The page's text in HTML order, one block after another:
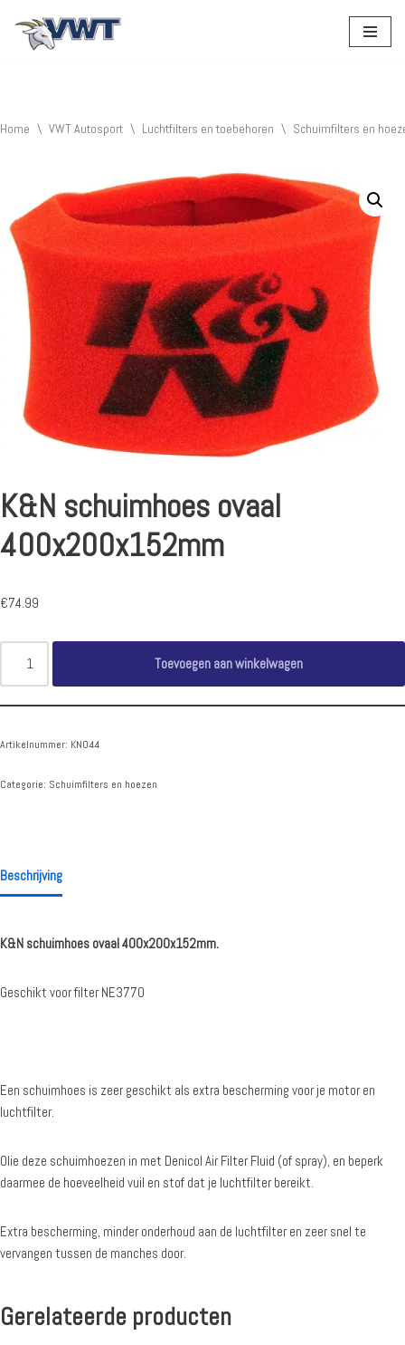
Home \ VWT Autosport \ Luchtfilters en toebehoren \ Schuimfilters en
K&N schuimhoes ovaal
400x200x152mm
€74.99
Toevoegen aan winkelwagen
Artikelnummer: KN044
Categorie: Schuimfilters en hoezen
Beschrijving
K&N schuimhoes ovaal 400x200x152mm.
Geschikt voor filter NE3770
Een schuimhoes is zeer geschikt als extra bescherming voor je motor en
luchtfilter.
Olie deze schuimhoezen in met Denicol Air Filter Fluid (of spray), en beperk
daarmee de hoeveelheid vuil en stof dat je luchtfilter bereikt.
Extra bescherming, minder onderhoud aan de luchtfilter en zeer snel te
vervangen tussen de manches door.
Gerelateerde producten